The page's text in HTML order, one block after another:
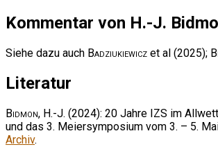
Kommentar von H.-J.
Siehe dazu auch Badziukiewicz et al (2025);
Literatur
Bidmon, H.-J. (2024): 20 Jahre IZS im
und das 3. Meiersymposium vom 3. – 5.
Archiv.